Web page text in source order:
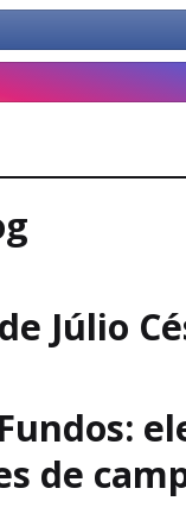
Júlio
de